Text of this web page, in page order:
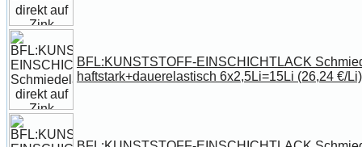
BFL:KUNSTSTOFF-EINSCHICHTLACK
haftstark+dauerelastisch 6x2,5Li=15Li (26,24 €/